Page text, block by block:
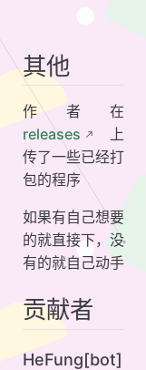
其他
作者在
releases
上
传了一些已经打
包的程序
如果有自己想要
的就直接下，没
有的就自己动手
贡献者
HeFung[bot]